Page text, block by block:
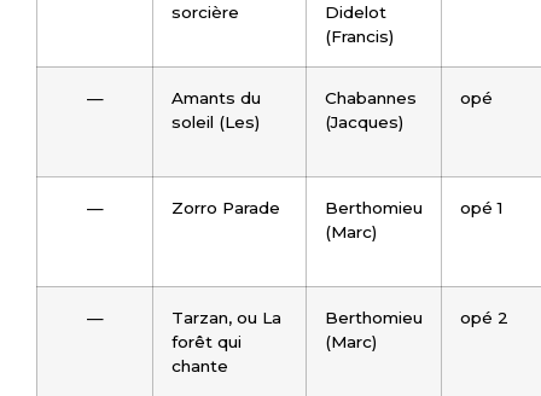
sorcière
Didelot
(Francis)
—
Amants du
soleil (Les)
Chabannes
(Jacques)
opé
— Zorro Parade
Berthomieu
(Marc)
opé 1
—
Tarzan, ou La
forêt qui
chante
Berthomieu
(Marc)
opé 2